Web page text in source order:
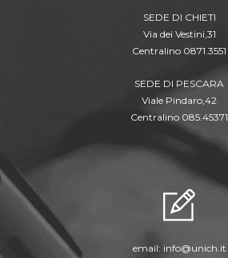
SEDE DI CHIETI
Via dei Vestini,31
Centralino 0871.3551
SEDE DI PESCARA
Viale Pindaro,42
Centralino 085.45371
email: info@unich.it